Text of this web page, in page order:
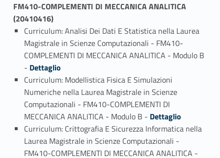
FM410-COMPLEMENTI DI MECCANICA ANALITICA
(20410416)
Curriculum: Analisi Dei Dati E Statistica nella Laurea
Magistrale in Scienze Computazionali - FM410-
COMPLEMENTI DI MECCANICA ANALITICA - Modulo B
- Link identifier #identifier_person_62606-1
Dettaglio
Curriculum: Modellistica Fisica E Simulazioni
Numeriche nella Laurea Magistrale in Scienze
Computazionali - FM410-COMPLEMENTI DI
MECCANICA ANALITICA - Modulo B - Link identifier #identifier_person_56116-2
Dettaglio
Curriculum: Crittografia E Sicurezza Informatica nella
Laurea Magistrale in Scienze Computazionali -
FM410-COMPLEMENTI DI MECCANICA ANALITICA -